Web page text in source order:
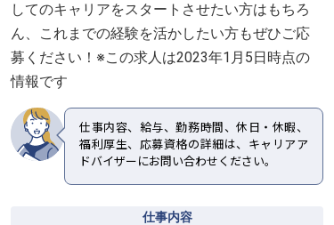
してのキャリアをスタートさせたい方はもちろ
ん、これまでの経験を活かしたい方もぜひご応
募ください！※この求人は2023年1月5日時点の
情報です
仕事内容、給与、勤務時間、休日・休暇、
福利厚生、応募資格の詳細は、キャリアア
ドバイザーにお問い合わせください。
仕事内容